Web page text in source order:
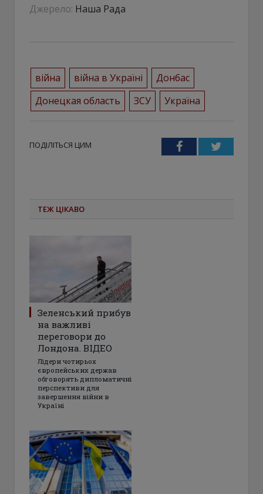
Джерело: Наша Рада
війна війна в Україні
Донбас
Донецкая область
ЗСУ Україна
ПОДІЛІТЬСЯ ЦИМ FacebookTwitter
ТЕЖ ЦІКАВО
Зеленський прибув
на важливі
переговори до
Лондона. ВІДЕО
Лідери чотирьох
європейських держав
обговорять дипломатичні
перспективи для
завершення війни в
Україні